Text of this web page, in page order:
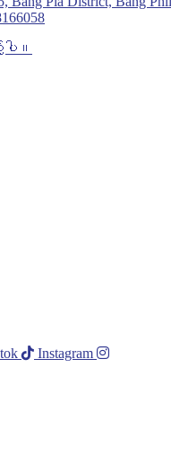
ါ။
Instagram